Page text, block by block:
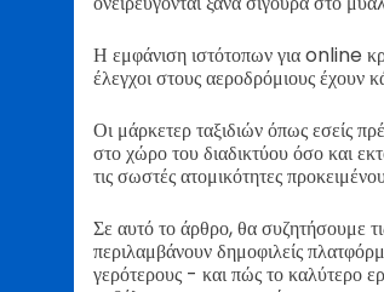
Η εμφάνιση ιστότοπων για online
έλεγχοι στους αεροδρόμιους έχουν
Οι μάρκετερ ταξιδιών όπως εσείς
στο χώρο του διαδικτύου όσο και
τις σωστές ατομικότητες
Σε αυτό το άρθρο, θα συζητήσουμε
περιλαμβάνουν δημοφιλείς
γερότερους - και πώς το καλύτερο